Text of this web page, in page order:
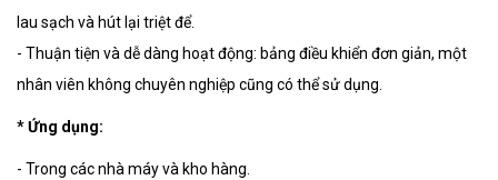
lau sạch và hút lại triệt để.
- Thuận tiện và dễ dàng hoạt động: bảng điều khiển đơn giản, một
nhân viên không chuyên nghiệp cũng có thể sử dụng.
* Ứng dụng:
- Trong các nhà máy và kho hàng.